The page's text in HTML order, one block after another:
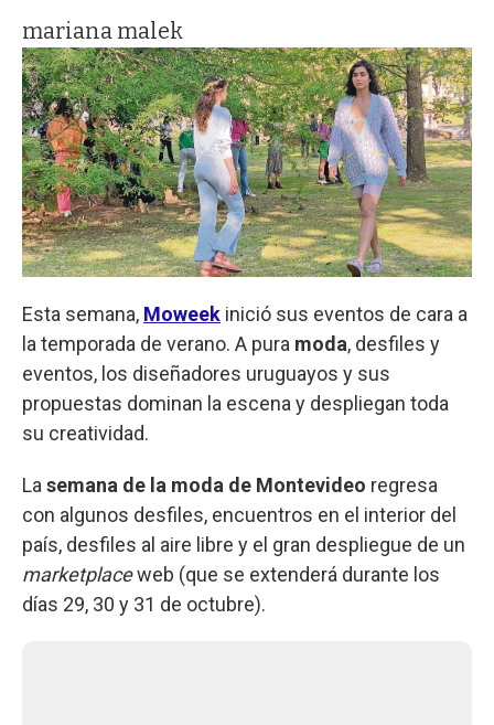
mariana malek
Esta semana, Moweek inició sus eventos de cara a
la temporada de verano. A pura moda, desfiles y
eventos, los diseñadores uruguayos y sus
propuestas dominan la escena y despliegan toda
su creatividad.
Lasemana de la moda de Montevideo regresa
con algunos desfiles, encuentros en el interior del
país, desfiles al aire libre y el gran despliegue de un
marketplaceweb (que se extenderá durante los
días 29, 30 y 31 de octubre).